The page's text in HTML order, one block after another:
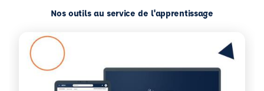
Nos outils au service de l'apprentissage